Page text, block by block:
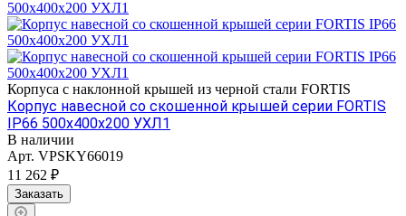
Корпуса с наклонной крышей из черной стали FORTIS
Корпус навесной со скошенной крышей серии FORTIS
IP66 500х400х200 УХЛ1
В наличии
Арт. VPSKY66019
11 262 ₽
Заказать